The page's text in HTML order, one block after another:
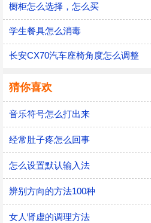
橱柜怎么选择，怎么买
学生餐具怎么消毒
长安CX70汽车座椅角度怎么调整
猜你喜欢
音乐符号怎么打出来
经常肚子疼怎么回事
怎么设置默认输入法
辨别方向的方法100种
女人肾虚的调理方法